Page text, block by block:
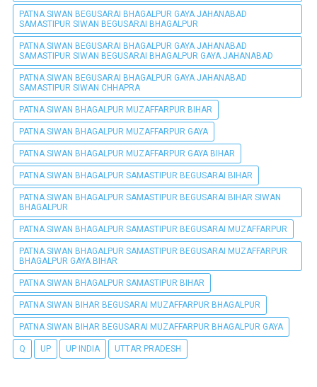
PATNA SIWAN BEGUSARAI BHAGALPUR GAYA JAHANABAD
SAMASTIPUR SIWAN BEGUSARAI BHAGALPUR
PATNA SIWAN BEGUSARAI BHAGALPUR GAYA JAHANABAD
SAMASTIPUR SIWAN BEGUSARAI BHAGALPUR GAYA JAHANABAD
PATNA SIWAN BEGUSARAI BHAGALPUR GAYA JAHANABAD
SAMASTIPUR SIWAN CHHAPRA
PATNA SIWAN BHAGALPUR MUZAFFARPUR BIHAR
PATNA SIWAN BHAGALPUR MUZAFFARPUR GAYA
PATNA SIWAN BHAGALPUR MUZAFFARPUR GAYA BIHAR
PATNA SIWAN BHAGALPUR SAMASTIPUR BEGUSARAI BIHAR
PATNA SIWAN BHAGALPUR SAMASTIPUR BEGUSARAI BIHAR SIWAN
BHAGALPUR
PATNA SIWAN BHAGALPUR SAMASTIPUR BEGUSARAI MUZAFFARPUR
PATNA SIWAN BHAGALPUR SAMASTIPUR BEGUSARAI MUZAFFARPUR
BHAGALPUR GAYA BIHAR
PATNA SIWAN BHAGALPUR SAMASTIPUR BIHAR
PATNA SIWAN BIHAR BEGUSARAI MUZAFFARPUR BHAGALPUR
PATNA SIWAN BIHAR BEGUSARAI MUZAFFARPUR BHAGALPUR GAYA
Q UP UP INDIA UTTAR PRADESH